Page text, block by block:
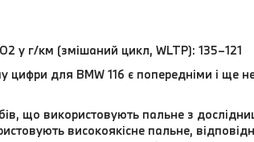
у г/км (змішаний цикл, WLTP): 135–121
для BMW 116 є попередніми і ще
що використовують пальне з
високоякісне пальне,